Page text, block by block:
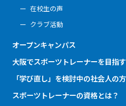
在校生の声
クラブ活動
オープンキャンパス
大阪でスポーツトレーナーを目指
「学び直し」を検討中の社会人の
スポーツトレーナーの資格とは？